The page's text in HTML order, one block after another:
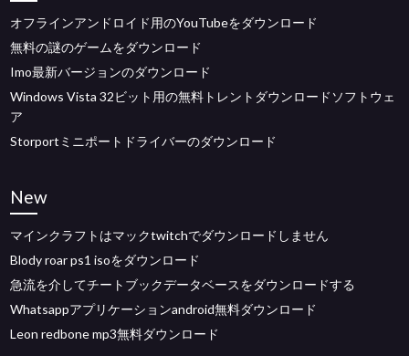
オフラインアンドロイド用のYouTubeをダウンロード
無料の謎のゲームをダウンロード
Imo最新バージョンのダウンロード
Windows Vista 32ビット用の無料トレントダウンロードソフトウェ
ア
Storportミニポートドライバーのダウンロード
New
マインクラフトはマックtwitchでダウンロードしません
Blody roar ps1 isoをダウンロード
急流を介してチートブックデータベースをダウンロードする
Whatsappアプリケーションandroid無料ダウンロード
Leon redbone mp3無料ダウンロード